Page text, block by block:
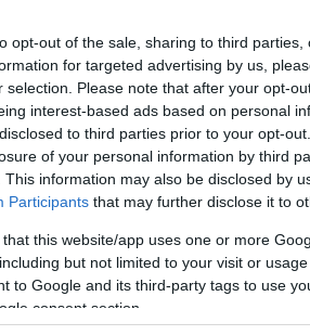
opt-out of the sale, sharing to third
for targeted advertising by us,
selection. Please note that after your opt-
interest-based ads based on personal
to third parties prior to your opt-
of your personal information by third
This information may also be disclosed by
Participants that may further disclose it to
that this website/app uses one or more
but not limited to your visit or
to Google and its third-party tags to use
consent section.
τόσο για άνδρες όσο και
στον κόσμο με βάση το
φωτεινά, φρέσκα
γλυκά βότανα».
του αρώματος